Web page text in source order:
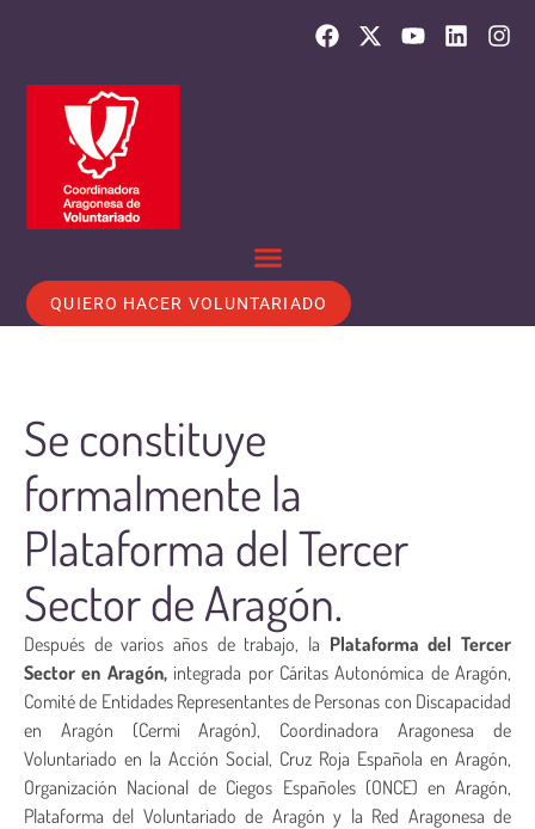
QUIERO HACER VOLUNTARIADO
Se constituye
formalmente la
Plataforma del Tercer
Sector de Aragón.
Después de varios años de trabajo, la Plataforma del Tercer
Sector en Aragón,integrada por Cáritas Autonómica de Aragón,
Comité de Entidades Representantes de Personas con Discapacidad
en Aragón (Cermi Aragón), Coordinadora Aragonesa de
Voluntariado en la Acción Social, Cruz Roja Española en Aragón,
Organización Nacional de Ciegos Españoles (ONCE) en Aragón,
Plataforma del Voluntariado de Aragón y la Red Aragonesa de